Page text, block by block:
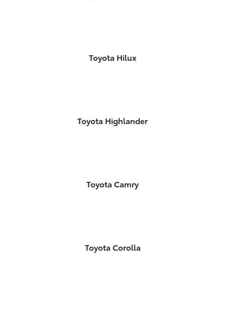
Toyota Hilux
Toyota Highlander
Toyota Camry
Toyota Corolla